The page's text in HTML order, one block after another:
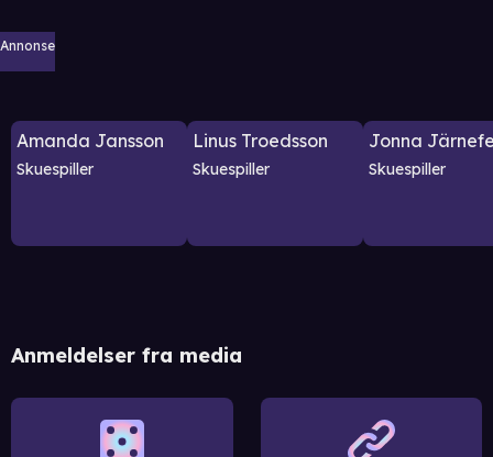
Annonse
Amanda Jansson
Skuespiller
Linus Troedsson
Skuespiller
Jonna
Skuespiller
Anmeldelser fra media